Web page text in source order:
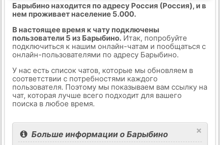
Барыбино находится по адресу Россия (Россия), и в
нем проживает население 5.000.
В настоящее время к чату подключены
пользователи 5 из Барыбино.Итак, попробуйте
подключиться к нашим онлайн-чатам и пообщаться с
онлайн-пользователями по адресу Барыбино.
У нас есть список чатов, которые мы обновляем в
соответствии с потребностями каждого
пользователя. Поэтому мы показываем вам ссылку на
чат, которая лучше всего подходит для вашего
поиска в любое время.
×
Больше информации о Барыбино